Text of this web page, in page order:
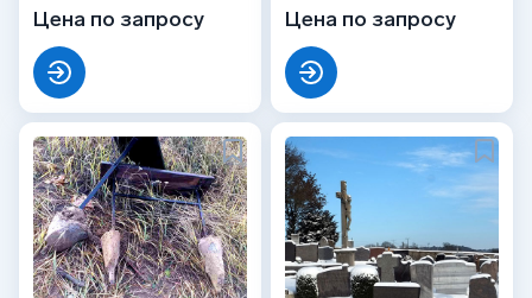
Цена по запросу Цена по запросу